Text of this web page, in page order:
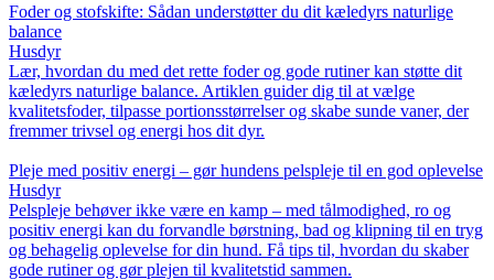
Foder og stofskifte: Sådan understøtter du dit kæledyrs naturlige
balance
Husdyr
Lær, hvordan du med det rette foder og gode rutiner kan støtte dit
kæledyrs naturlige balance. Artiklen guider dig til at vælge
kvalitetsfoder, tilpasse portionsstørrelser og skabe sunde vaner, der
fremmer trivsel og energi hos dit dyr.
Pleje med positiv energi – gør hundens pelspleje til en god oplevelse
Husdyr
Pelspleje behøver ikke være en kamp – med tålmodighed, ro og
positiv energi kan du forvandle børstning, bad og klipning til en tryg
og behagelig oplevelse for din hund. Få tips til, hvordan du skaber
gode rutiner og gør plejen til kvalitetstid sammen.